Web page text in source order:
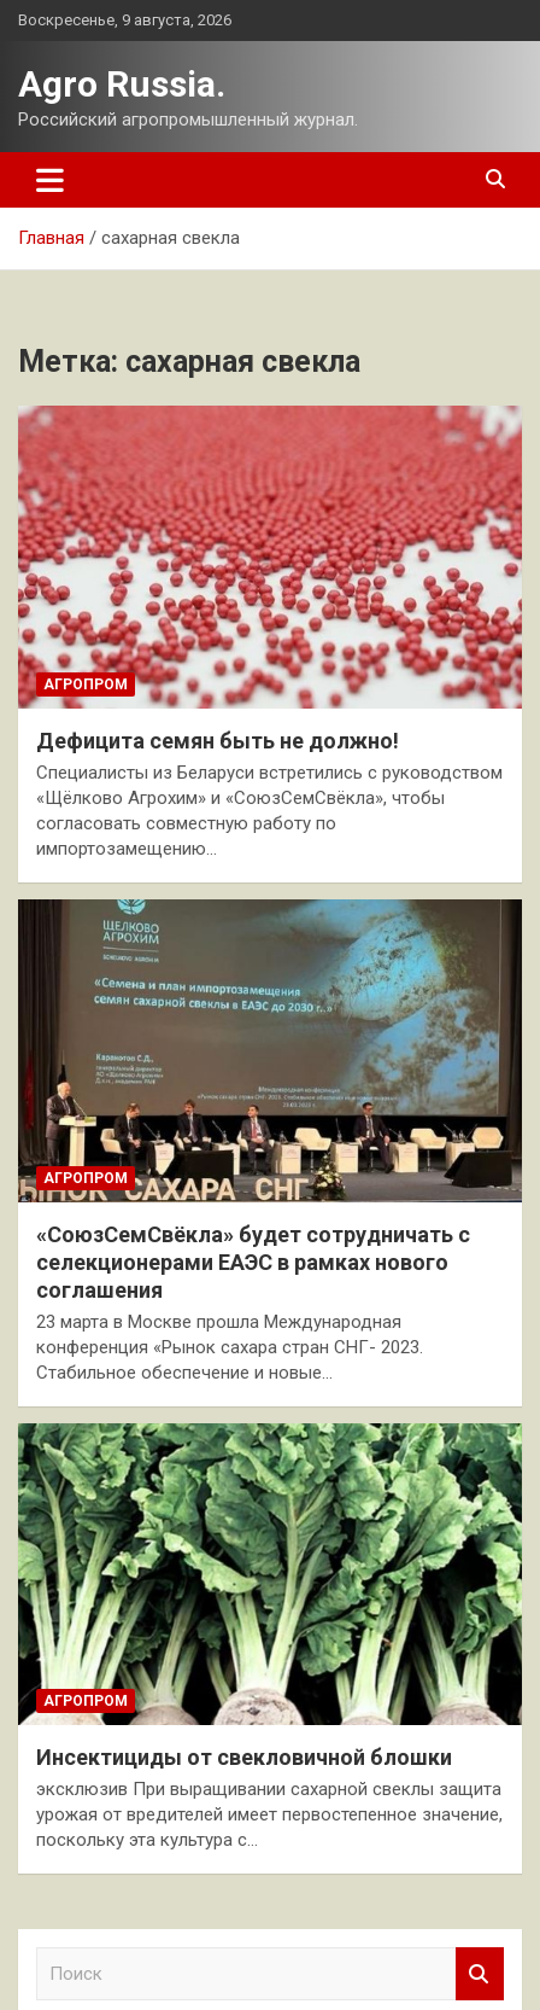
Перейти
Воскресенье, 9 августа, 2026
Agro Russia.
Российский агропромышленный журнал.
Главная сахарная свекла
Метка: сахарная свекла
АГРОПРОМ
Дефицита семян быть не должно!
Специалисты из Беларуси встретились с руководством
«Щёлково Агрохим» и «СоюзСемСвёкла», чтобы
согласовать совместную работу по
импортозамещению…
АГРОПРОМ
«СоюзСемСвёкла» будет сотрудничать с
селекционерами ЕАЭС в рамках нового
соглашения
23 марта в Москве прошла Международная
конференция «Рынок сахара стран СНГ- 2023.
Стабильное обеспечение и новые…
АГРОПРОМ
Инсектициды от свекловичной блошки
эксклюзив При выращивании сахарной свеклы защита
урожая от вредителей имеет первостепенное значение,
поскольку эта культура с…